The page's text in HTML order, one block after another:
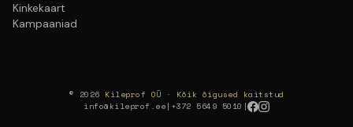
Kinkekaart
Kampaaniad
© 2026 Kileprof OÜ · Kõik õigused kaitstud
info@kileprof.ee | +372 5649 5010 |